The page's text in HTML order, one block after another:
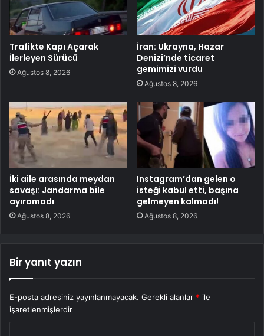
Trafikte Kapı Açarak
İlerleyen Sürücü
Ağustos 8, 2026
İran: Ukrayna, Hazar
Denizi’nde ticaret
gemimizi vurdu
Ağustos 8, 2026
İki aile arasında meydan
savaşı: Jandarma bile
ayıramadı
Ağustos 8, 2026
Instagram’dan gelen o
isteği kabul etti, başına
gelmeyen kalmadı!
Ağustos 8, 2026
Bir yanıt yazın
E-posta adresiniz yayınlanmayacak. Gerekli alanlar * ile
işaretlenmişlerdir